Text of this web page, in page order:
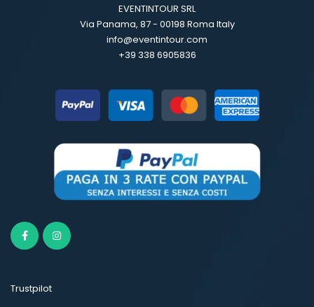
EVENTINTOUR SRL
Via Panama, 87 - 00198 Roma Italy
info@eventintour.com
+39 338 6905836
Trustpilot